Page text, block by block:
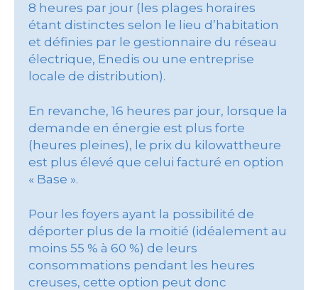
8 heures par jour (les plages horaires
étant distinctes selon le lieu d’habitation
et définies par le gestionnaire du réseau
électrique, Enedis ou une entreprise
locale de distribution).
En revanche, 16 heures par jour, lorsque la
demande en énergie est plus forte
(heures pleines), le prix du kilowattheure
est plus élevé que celui facturé en option
« Base ».
Pour les foyers ayant la possibilité de
déporter plus de la moitié (idéalement au
moins 55 % à 60 %) de leurs
consommations pendant les heures
creuses, cette option peut donc